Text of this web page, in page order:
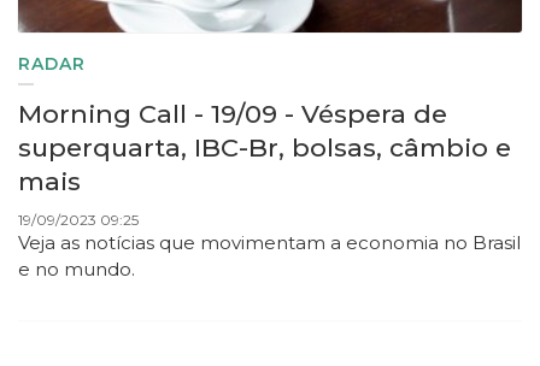
RADAR
Morning Call - 19/09 - Véspera de
superquarta, IBC-Br, bolsas, câmbio e
mais
19/09/2023 09:25
Veja as notícias que movimentam a economia no Brasil
e no mundo.